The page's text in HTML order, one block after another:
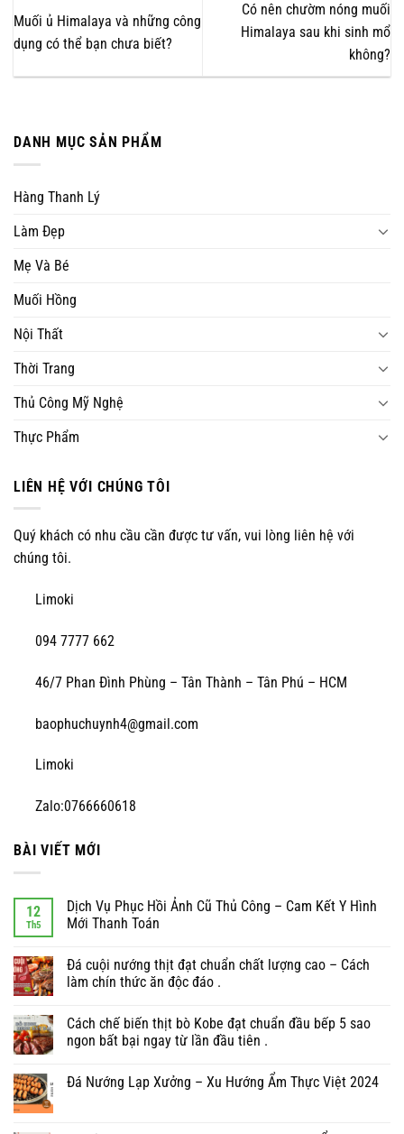
Muối ủ Himalaya và những công
dụng có thể bạn chưa biết?
Có nên chườm nóng muối
Himalaya sau khi sinh mổ
không?
DANH MỤC SẢN PHẨM
Hàng Thanh Lý
Làm Đẹp
Mẹ Và Bé
Muối Hồng
Nội Thất
Thời Trang
Thủ Công Mỹ Nghệ
Thực Phẩm
LIÊN HỆ VỚI CHÚNG TÔI
Quý khách có nhu cầu cần được tư vấn, vui lòng liên hệ với
chúng tôi.
Limoki
094 7777 662
46/7 Phan Đình Phùng – Tân Thành – Tân Phú – HCM
baophuchuynh4@gmail.com
Limoki
Zalo:0766660618
BÀI VIẾT MỚI
12
Th5
Dịch Vụ Phục Hồi Ảnh Cũ Thủ Công – Cam Kết Y Hình
Mới Thanh Toán
Đá cuội nướng thịt đạt chuẩn chất lượng cao – Cách
làm chín thức ăn độc đáo .
Cách chế biến thịt bò Kobe đạt chuẩn đầu bếp 5 sao
ngon bất bại ngay từ lần đầu tiên .
Đá Nướng Lạp Xưởng – Xu Hướng Ẩm Thực Việt 2024